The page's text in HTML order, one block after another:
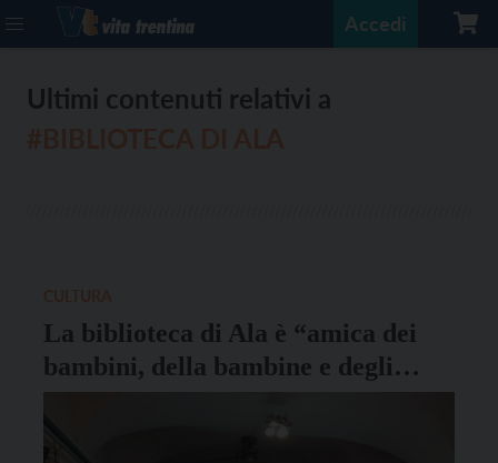
Accedi
Ultimi contenuti relativi a
La biblioteca di Ala è “amica dei
bambini, della bambine e degli
adolescenti” secondo Unicef